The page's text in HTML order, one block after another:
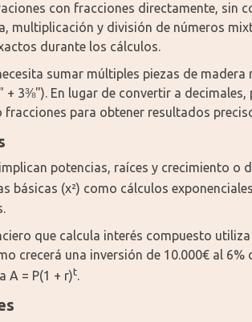
con fracciones directamente, sin
multiplicación y división de números
durante los cálculos.
sumar múltiples piezas de madera
3⅜"). En lugar de convertir a decimales,
para obtener resultados
potencias, raíces y crecimiento o
básicas (x²) como cálculos
que calcula interés compuesto
crecerá una inversión de 10.000€ al 6%
A = P(1 + r)t.